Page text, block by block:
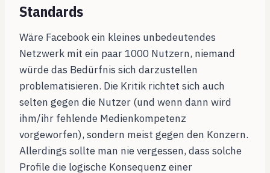
Standards
Wäre Facebook ein kleines unbedeutendes
Netzwerk mit ein paar 1000 Nutzern, niemand
würde das Bedürfnis sich darzustellen
problematisieren. Die Kritik richtet sich auch
selten gegen die Nutzer (und wenn dann wird
ihm/ihr fehlende Medienkompetenz
vorgeworfen), sondern meist gegen den Konzern.
Allerdings sollte man nie vergessen, dass solche
Profile die logische Konsequenz einer